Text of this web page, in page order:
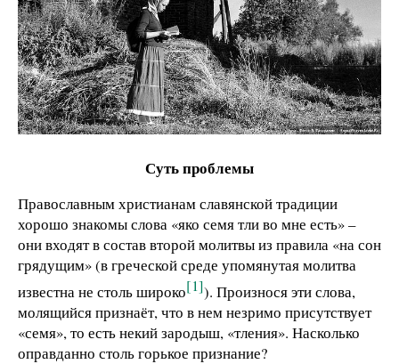
Суть проблемы
Православным христианам славянской традиции
хорошо знакомы слова «яко семя тли во мне есть» –
они входят в состав второй молитвы из правила «на сон
грядущим» (в греческой среде упомянутая молитва
известна не столь широко[1]). Произнося эти слова,
молящийся признаёт, что в нем незримо присутствует
«семя», то есть некий зародыш, «тления». Насколько
оправданно столь горькое признание?